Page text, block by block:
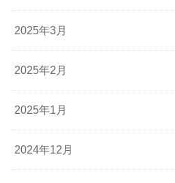
2025年3月
2025年2月
2025年1月
2024年12月